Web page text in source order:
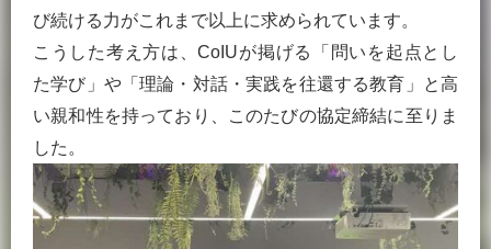
び続ける力がこれまで以上に求められています。
こうした考え方は、CoIUが掲げる「問いを起点とし
た学び」や「理論・対話・実践を往還する教育」と高
い親和性を持っており、このたびの協定締結に至りま
した。